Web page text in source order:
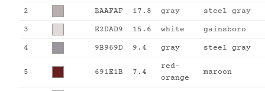
2 BAAFAF 17.8 gray steel gray
3 E2DAD9 15.6 white gainsboro
4 9B969D 9.4 gray steel gray
5 691E1B 7.4
red-
orange
maroon